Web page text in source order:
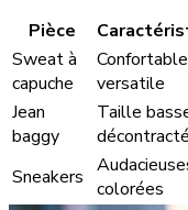
Pièce
Sweat à
capuche
versatile
Jean
baggy
Taille
décontracté
Sneakers colorées